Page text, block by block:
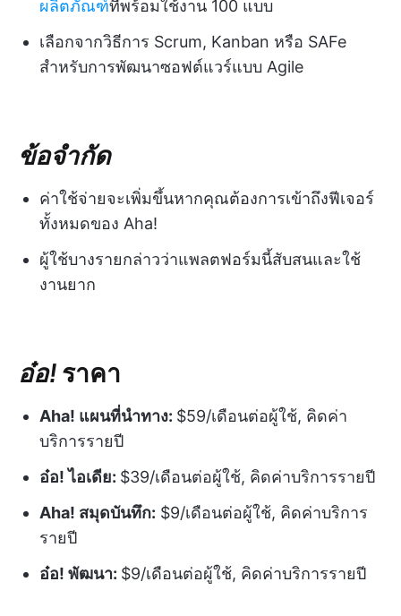
ผลิตภัณฑ์ที่พร้อมใช้งาน 100 แบบ
เลือกจากวิธีการ Scrum, Kanban หรือ SAFe
สำหรับการพัฒนาซอฟต์แวร์แบบ Agile
ข้อจำกัด
ค่าใช้จ่ายจะเพิ่มขึ้นหากคุณต้องการเข้าถึงฟีเจอร์
ทั้งหมดของ Aha!
ผู้ใช้บางรายกล่าวว่าแพลตฟอร์มนี้สับสนและใช้
งานยาก
อ๋อ! ราคา
Aha! แผนที่นำทาง: $59/เดือนต่อผู้ใช้, คิดค่า
บริการรายปี
อ๋อ! ไอเดีย: $39/เดือนต่อผู้ใช้, คิดค่าบริการรายปี
Aha! สมุดบันทึก: $9/เดือนต่อผู้ใช้, คิดค่าบริการ
รายปี
อ๋อ! พัฒนา: $9/เดือนต่อผู้ใช้, คิดค่าบริการรายปี